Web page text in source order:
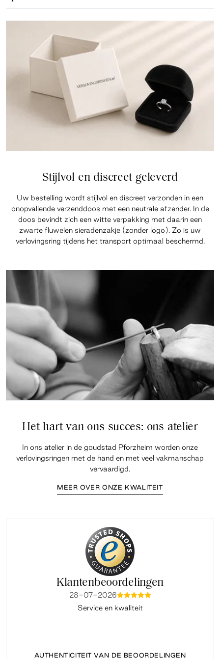
Stijlvol en discreet geleverd
Uw bestelling wordt stijlvol en discreet verzonden in een
onopvallende verzenddoos met een neutrale afzender. In de
doos bevindt zich een witte verpakking met daarin een
zwarte fluwelen sieradenzakje (zonder logo). Zo is uw
verlovingsring tijdens het transport optimaal beschermd.
Het hart van ons succes: ons atelier
In ons atelier in de goudstad Pforzheim worden onze
verlovingsringen met de hand en met veel vakmanschap
vervaardigd.
MEER OVER ONZE KWALITEIT
Klantenbeoordelingen
28-07-2026mmmmm
Service en kwaliteit
AUTHENTICITEIT VAN DE BEOORDELINGEN